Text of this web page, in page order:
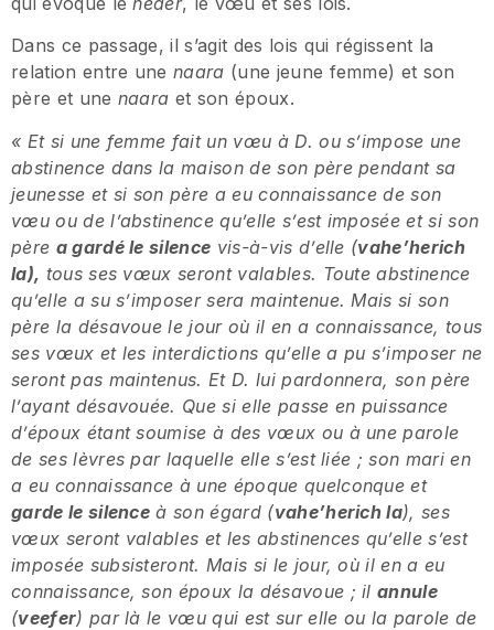
Dans ce passage, il s’agit des lois qui régissent la
relation entre unenaara (une jeune femme) et son
père et une naara et son époux.
« Et si une femme fait un vœu à D. ou s’impose une
abstinence dans la maison de son père pendant sa
jeunesse et si son père a eu connaissance de son
vœu ou de l’abstinence qu’elle s’est imposée et si son
père a gardé le silence vis-à-vis d’elle (vahe’herich
la), tous ses vœux seront valables. Toute abstinence
qu’elle a su s’imposer sera maintenue. Mais si son
père la désavoue le jour où il en a connaissance, tous
ses vœux et les interdictions qu’elle a pu s’imposer ne
seront pas maintenus. Et D. lui pardonnera, son père
l’ayant désavouée. Que si elle passe en puissance
d’époux étant soumise à des vœux ou à une parole
de ses lèvres par laquelle elle s’est liée ; son mari en
a eu connaissance à une époque quelconque et
garde le silence à son égard (vahe’herich la), ses
vœux seront valables et les abstinences qu’elle s’est
imposée subsisteront. Mais si le jour, où il en a eu
connaissance, son époux la désavoue ; ilannule
(veefer) par là le vœu qui est sur elle ou la parole de